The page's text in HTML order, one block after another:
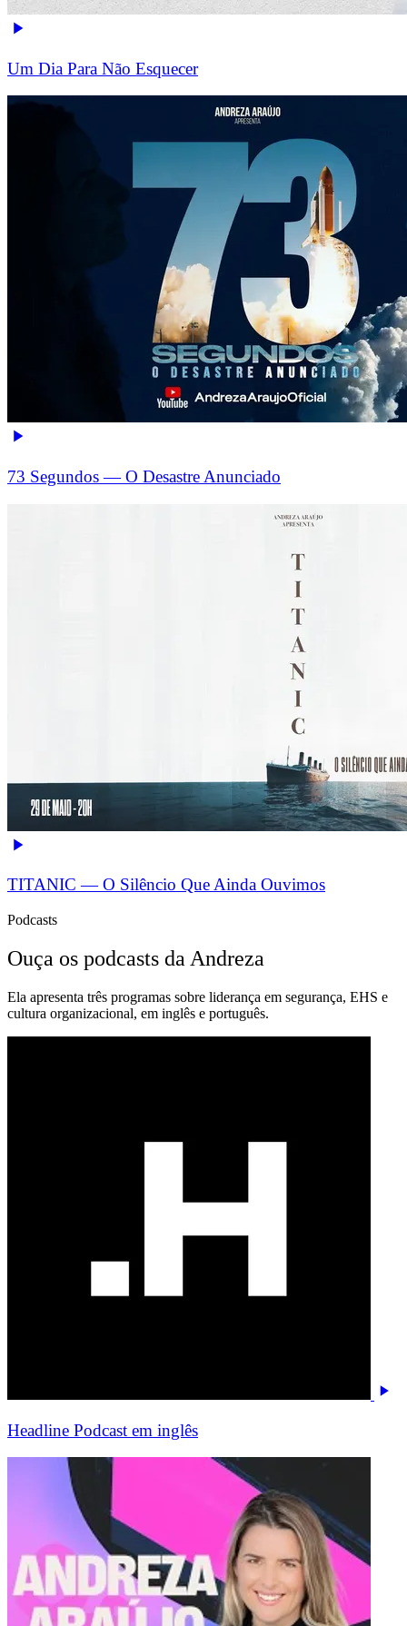
Um Dia Para Não Esquecer
73 Segundos — O Desastre Anunciado
TITANIC — O Silêncio Que Ainda Ouvimos
Podcasts
Ouça os podcasts da Andreza
Ela apresenta três programas sobre liderança em segurança, EHS e
cultura organizacional, em inglês e português.
Headline Podcast em inglês